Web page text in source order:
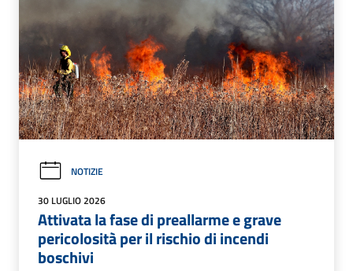
NOTIZIE
30 LUGLIO 2026
Attivata la fase di preallarme e grave
pericolosità per il rischio di incendi
boschivi